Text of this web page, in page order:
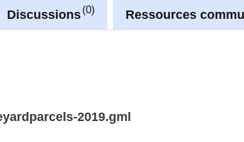
Discussions 0 Ressources
2019.gml